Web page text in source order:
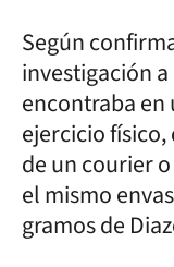
Según
investigación
encontraba en
ejercicio físico,
de un courier
el mismo
gramos de